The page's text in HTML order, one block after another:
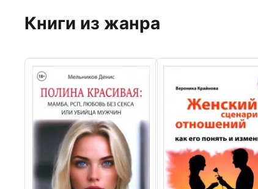
Книги из жанра